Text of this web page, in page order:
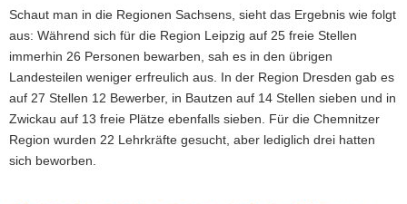
Schaut man in die Regionen Sachsens, sieht das Ergebnis wie folgt
aus: Während sich für die Region Leipzig auf 25 freie Stellen
immerhin 26 Personen bewarben, sah es in den übrigen
Landesteilen weniger erfreulich aus. In der Region Dresden gab es
auf 27 Stellen 12 Bewerber, in Bautzen auf 14 Stellen sieben und in
Zwickau auf 13 freie Plätze ebenfalls sieben. Für die Chemnitzer
Region wurden 22 Lehrkräfte gesucht, aber lediglich drei hatten
sich beworben.